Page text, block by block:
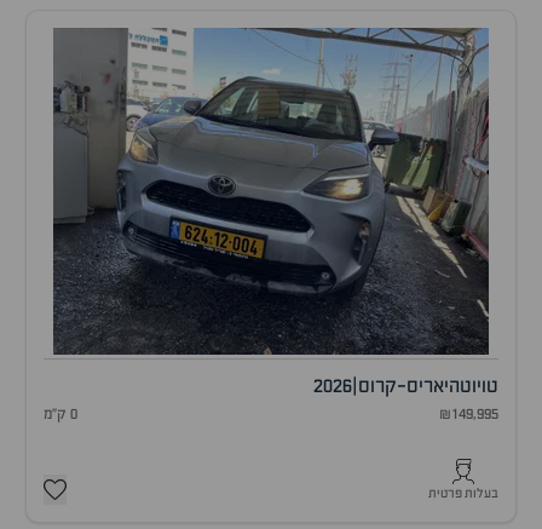
טויוטהיאריס-קרוס 2026
₪149,995 0 ק"מ
בעלות פרטית